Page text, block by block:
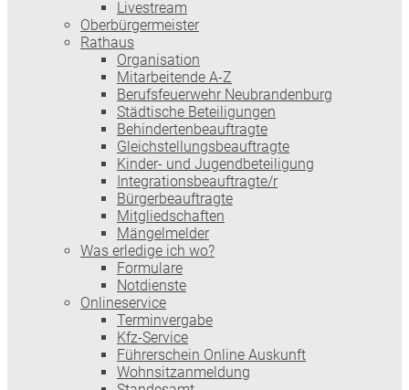
Livestream
Oberbürgermeister
Rathaus
Organisation
Mitarbeitende A-Z
Berufsfeuerwehr Neubrandenburg
Städtische Beteiligungen
Behindertenbeauftragte
Gleichstellungsbeauftragte
Kinder- und Jugendbeteiligung
Integrationsbeauftragte/r
Bürgerbeauftragte
Mitgliedschaften
Mängelmelder
Was erledige ich wo?
Formulare
Notdienste
Onlineservice
Terminvergabe
Kfz-Service
Führerschein Online Auskunft
Wohnsitzanmeldung